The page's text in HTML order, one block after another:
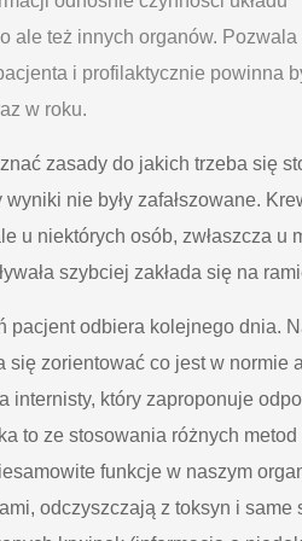
ale też innych organów.
i profilaktycznie powinna
w roku.
zasady do jakich trzeba się
wyniki nie były zafałszowane.
u niektórych osób, zwłaszcza u
szybciej zakłada się na
pacjent odbiera kolejnego dnia.
się zorientować co jest w
internisty, który zaproponuje
to ze stosowania różnych
funkcje w naszym
odczyszczają z toksyn i